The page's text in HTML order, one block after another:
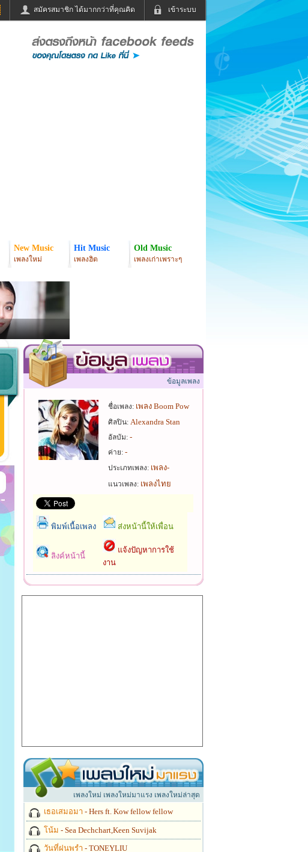
เข้าระบบ
สมัครสมาชิก ได้มากกว่าที่คุณคิด
ฟังวิทยุออนไลน์
Email
New Music
เพลงใหม่
Hit Music
เพลงฮิต
Old Music
เพลงเก่าเพราะๆ
ข้อมูลเพลง
ชื่อเพลง: เพลง Boom Pow
ศิลปิน: Alexandra Stan
อัลบัม: -
ค่าย: -
ประเภทเพลง: เพลง-
แนวเพลง: เพลงไทย
พิมพ์เนื้อเพลง ส่งหน้านี้ให้เพื่อน
ลิงค์หน้านี้
แจ้งปัญหาการใช้
งาน
เพลงใหม่ เพลงใหม่มาแรง เพลงใหม่ล่าสุด
เธอเสมอมา - Hers ft. Kow fellow fellow
โน้ม - Sea Dechchart,Keen Suvijak
วันที่ฝนพรำ - TONEYLIU